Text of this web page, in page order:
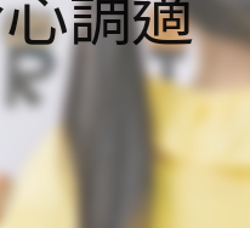
調適